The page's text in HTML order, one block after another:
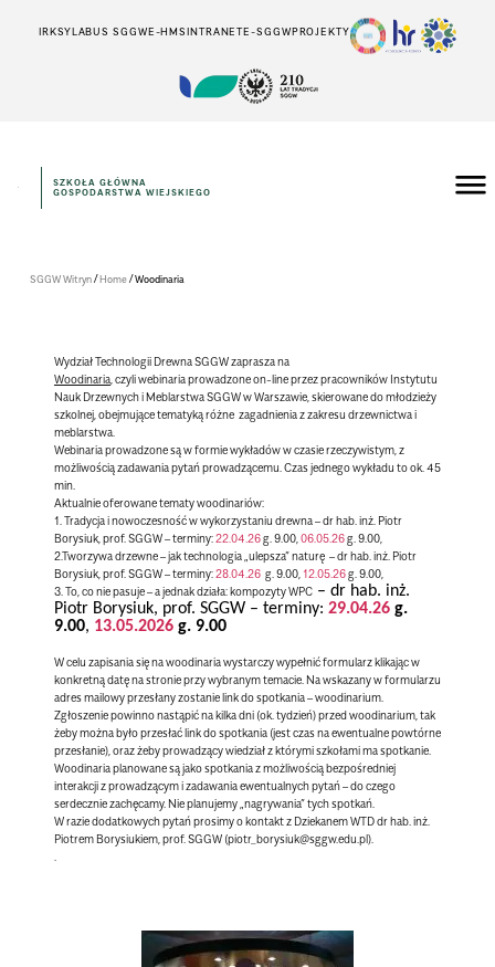
IRKSYLABUS SGGWE-HMSINTRANETE-SGGWPROJEKTY
SZKOŁA GŁÓWNA
GOSPODARSTWA WIEJSKIEGO
SGGW Witryn/Home/Woodinaria
Wydział Technologii Drewna SGGW zaprasza na
Woodinaria , czyli webinaria prowadzone on-line przez pracowników Instytutu
Nauk Drzewnych i Meblarstwa SGGW w Warszawie, skierowane do młodzieży
szkolnej, obejmujące tematyką różne zagadnienia z zakresu drzewnictwa i
meblarstwa.
Webinaria prowadzone są w formie wykładów w czasie rzeczywistym, z
możliwością zadawania pytań prowadzącemu. Czas jednego wykładu to ok. 45
min.
Aktualnie oferowane tematy woodinariów:
1. Tradycja i nowoczesność w wykorzystaniu drewna – dr hab. inż. Piotr
Borysiuk, prof. SGGW – terminy:22.04.26g. 9.00, 06.05.26g. 9.00,
2.Tworzywa drzewne – jak technologia „ulepsza” naturę – dr hab. inż. Piotr
Borysiuk, prof. SGGW – terminy:28.04.26 g. 9.00, 12.05.26g. 9.00,
3. To, co nie pasuje – a jednak działa: kompozyty WPC – dr hab. inż.
Piotr Borysiuk, prof. SGGW – terminy: 29.04.26 g.
9.00, 13.05.2026 g. 9.00
W celu zapisania się na woodinaria wystarczy wypełnić formularz klikając w
konkretną datę na stronie przy wybranym temacie. Na wskazany w formularzu
adres mailowy przesłany zostanie link do spotkania – woodinarium.
Zgłoszenie powinno nastąpić na kilka dni (ok. tydzień) przed woodinarium, tak
żeby można było przesłać link do spotkania (jest czas na ewentualne powtórne
przesłanie), oraz żeby prowadzący wiedział z którymi szkołami ma spotkanie.
Woodinaria planowane są jako spotkania z możliwością bezpośredniej
interakcji z prowadzącym i zadawania ewentualnych pytań – do czego
serdecznie zachęcamy. Nie planujemy „nagrywania” tych spotkań.
W razie dodatkowych pytań prosimy o kontakt z Dziekanem WTD dr hab. inż.
Piotrem Borysiukiem, prof. SGGW (piotr_borysiuk@sggw.edu.pl).